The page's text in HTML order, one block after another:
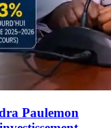
Paulemon